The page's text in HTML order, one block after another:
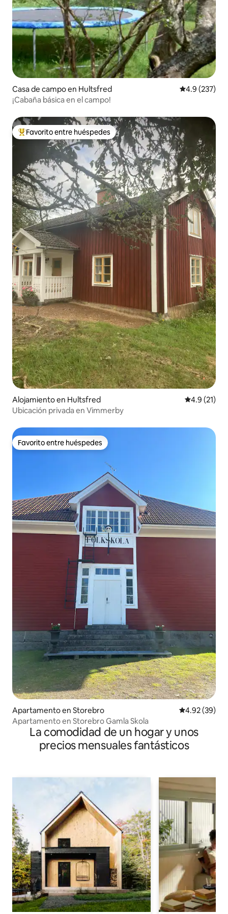
Casa de campo en Hultsfred Calificación
4.9 (237)
¡Cabaña básica en el campo!
Favorito entre huéspedes preferido
Favorito entre huéspedes
Alojamiento en Hultsfred Calificación
4.9 (21)
Ubicación privada en Vimmerby
Favorito entre huéspedes
Favorito entre huéspedes
Apartamento en Storebro Calificación
4.92 (39)
Apartamento en Storebro Gamla Skola
La comodidad de un hogar y unos
precios mensuales fantásticos